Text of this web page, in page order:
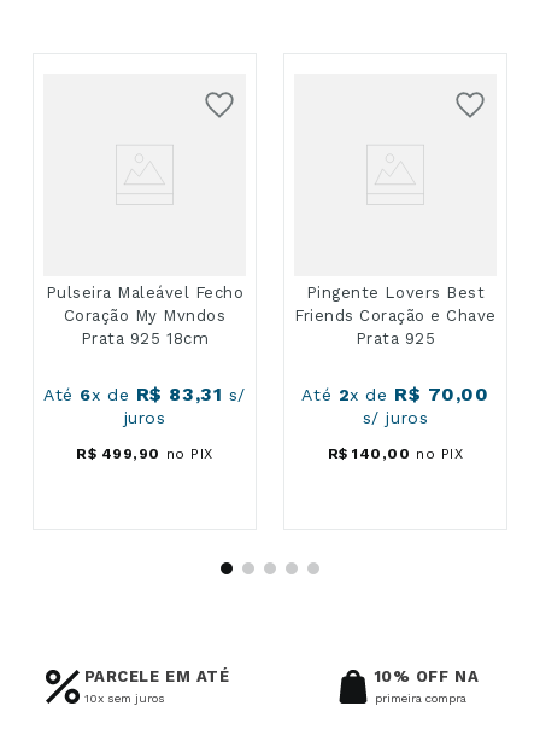
Pulseira Maleável Fecho
Coração My Mvndos
Prata 925 18cm
Até 6x de R$ 83,31 s/
juros
R$ 499, 90 no PIX
Pingente Lovers Best
Friends Coração e Chave
Prata 925
Até 2x de R$ 70,00
s/ juros
R$ 140 ,00 no PIX
PARCELE EM ATÉ
10x sem juros
10% OFF NA
primeira compra